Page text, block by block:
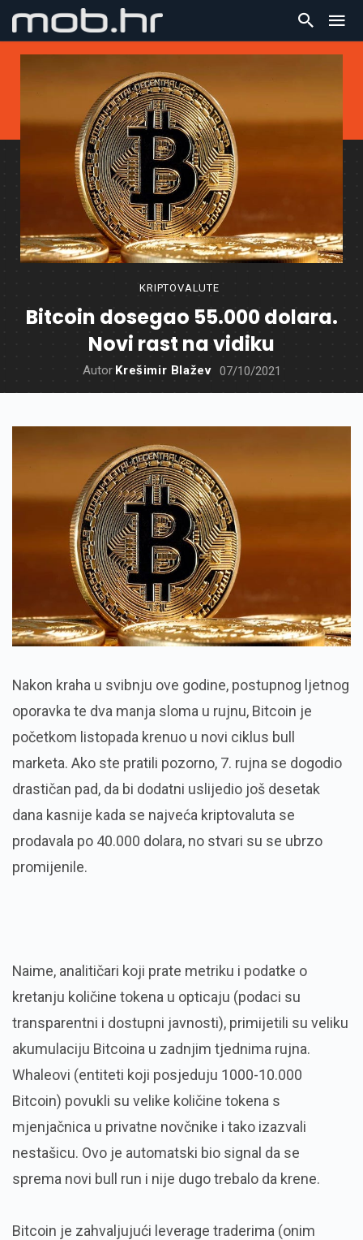
KRIPTOVALUTE
Bitcoin dosegao 55.000 dolara.
Novi rast na vidiku
Autor Krešimir Blažev 07/10/2021
Nakon kraha u svibnju ove godine, postupnog ljetnog
oporavka te dva manja sloma u rujnu, Bitcoin je
početkom listopada krenuo u novi ciklus bull
marketa. Ako ste pratili pozorno, 7. rujna se dogodio
drastičan pad, da bi dodatni uslijedio još desetak
dana kasnije kada se najveća kriptovaluta se
prodavala po 40.000 dolara, no stvari su se ubrzo
promijenile.
Naime, analitičari koji prate metriku i podatke o
kretanju količine tokena u opticaju (podaci su
transparentni i dostupni javnosti), primijetili su veliku
akumulaciju Bitcoina u zadnjim tjednima rujna.
Whaleovi (entiteti koji posjeduju 1000-10.000
Bitcoin) povukli su velike količine tokena s
mjenjačnica u privatne novčnike i tako izazvali
nestašicu. Ovo je automatski bio signal da se
sprema novi bull run i nije dugo trebalo da krene.
Bitcoin je zahvaljujući leverage traderima (onim